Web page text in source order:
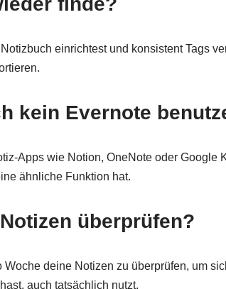
einrichtest und konsistent Tags
kein Evernote
Apps wie Notion, OneNote oder Google
ähnliche Funktion hat.
überprüfen?
deine Notizen zu überprüfen, um
auch tatsächlich nutzt.